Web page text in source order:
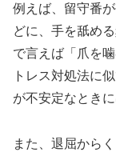
例えば、留守番
どに、手を舐め
で言えば「爪を
トレス対処法に
が不安定なとき
また、退屈から